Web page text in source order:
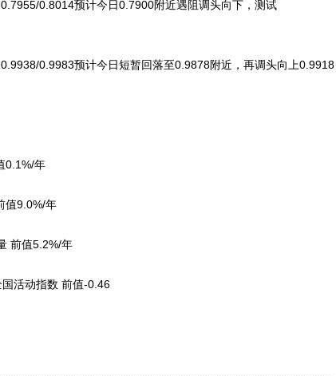
0.8014预计今日0.7900附近遇阻调头向下，测试
0.9983预计今日短暂回落至0.9878附近，再调头向上0.9918
年
9.0%/年
前值5.2%/年
活动指数 前值-0.46